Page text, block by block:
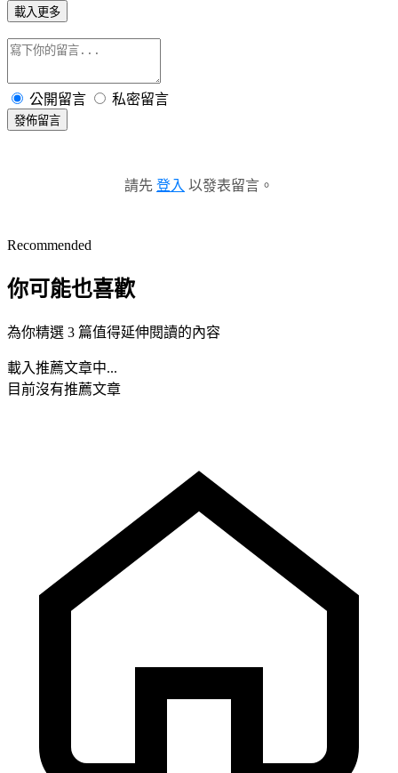
載入更多
公開留言 私密留言
發佈留言
請先 登入 以發表留言。
Recommended
你可能也喜歡
為你精選 3 篇值得延伸閱讀的內容
載入推薦文章中...
目前沒有推薦文章